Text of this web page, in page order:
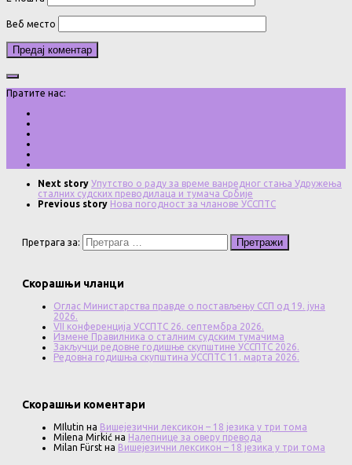
Веб место
Пратите нас:
Next story Упутство о раду за време ванредног стања Удружења
сталних судских преводилаца и тумача Србије
Previous story Нова погодност за чланове УССПТС
Претрага за:
Скорашњи чланци
Оглас Министарства правде о постављењу ССП од 19. јуна
2026.
VII конференција УССПТС 26. септембра 2026.
Измене Правилника о сталним судским тумачима
Закључци редовне годишње скупштине УССПТС 2026.
Редовна годишња скупштина УССПТС 11. марта 2026.
Скорашњи коментари
MIlutin на Вишејезични лексикон – 18 језика у три тома
Milena Mirkić на Налепнице за оверу превода
Milan Fürst на Вишејезични лексикон – 18 језика у три тома